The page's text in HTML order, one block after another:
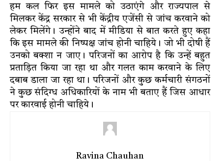
हम कल फिर इस मामले को उठाएंगे और राज्यपाल से
मिलकर केंद्र सरकार से भी केंद्रीय एजेंसी से जांच करवाने को
लेकर मिलेंगे। उन्होंने बाद में मीडिया से बात करते हुए कहा
कि इस मामले की निष्पक्ष जांच होनी चाहिये। जो भी दोषी हैं
उनको बक्शा न जाए। परिजनों का आरोप है कि उन्हें बहुत
प्रताड़ित किया जा रहा था और गलत काम करवाने के लिए
दबाब डाला जा रहा था। परिजनों और कुछ कर्मचारी संगठनों
ने कुछ संदिग्ध अधिकारियों के नाम भी बताए हैं जिस आधार
पर कारवाई होनी चाहिये।
Ravina Chauhan